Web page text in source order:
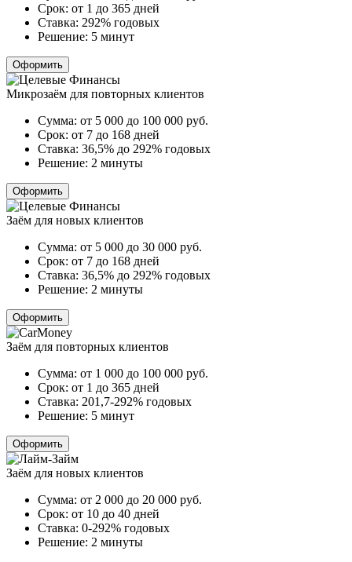
Срок: от 1 до 365 дней
Ставка: 292% годовых
Решение: 5 минут
Оформить
Микрозаём для повторных клиентов
Сумма: от 5 000 до 100 000 руб.
Срок: от 7 до 168 дней
Ставка: 36,5% до 292% годовых
Решение: 2 минуты
Оформить
Заём для новых клиентов
Сумма: от 5 000 до 30 000 руб.
Срок: от 7 до 168 дней
Ставка: 36,5% до 292% годовых
Решение: 2 минуты
Оформить
Заём для повторных клиентов
Сумма: от 1 000 до 100 000 руб.
Срок: от 1 до 365 дней
Ставка: 201,7-292% годовых
Решение: 5 минут
Оформить
Заём для новых клиентов
Сумма: от 2 000 до 20 000 руб.
Срок: от 10 до 40 дней
Ставка: 0-292% годовых
Решение: 2 минуты